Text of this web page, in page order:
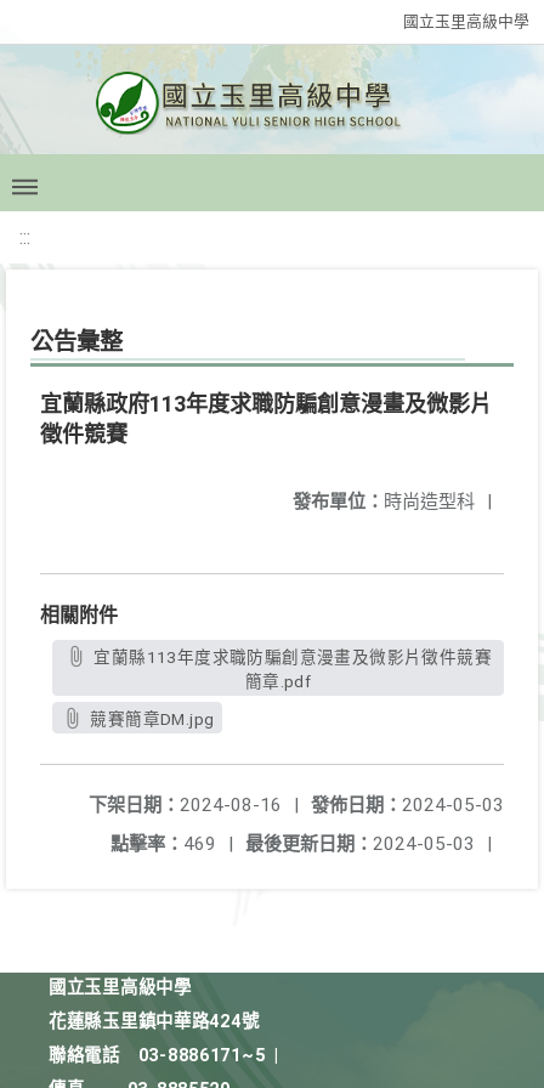
國立玉里高級中學
:::
公告彙整
宜蘭縣政府113年度求職防騙創意漫畫及微影片
徵件競賽
發布單位： 時尚造型科 |
相關附件
簡章.pdf
競賽簡章DM.jpg
發佈日期： 2024-05-03
下架日期： 2024-08-16
|
最後更新日期： 2024-05-03 |
點擊率： 469 |
國立玉里高級中學
花蓮縣玉里鎮中華路424號
聯絡電話
03-8886171~5